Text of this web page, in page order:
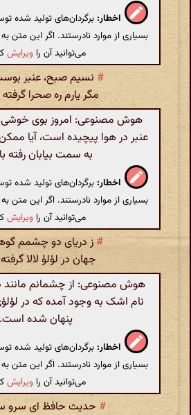
اخطار: برگردان‌های تولید
بسیاری از موارد نادرستند. اگر این متن
می‌توانید آن را ویرایش
#نسیم صبح، عنبر
مگر یارم ره صحرا
هوش مصنوعی: امروز بوی
عنبر در هوا پیچیده است، آیا
به سمت بیابان رفته
اخطار: برگردان‌های تولید
بسیاری از موارد نادرستند. اگر این متن
می‌توانید آن را ویرایش
#ز دریای دو چشمم
جهان در لؤلؤ لالا
هوش مصنوعی: از چشمانم مانند
نام اشک به وجود آمده که در
پنهان شده است.
اخطار: برگردان‌های تولید
بسیاری از موارد نادرستند. اگر این متن
می‌توانید آن را ویرایش
# حدیث حافظ ای سرو